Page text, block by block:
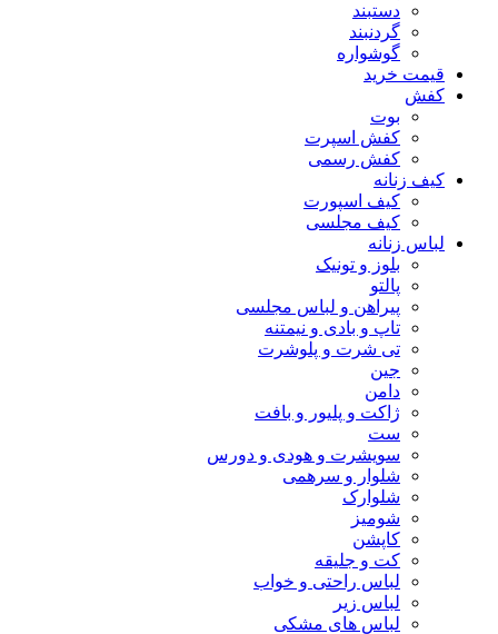
دستبند
گردنبند
گوشواره
قیمت خرید
کفش
بوت
کفش اسپرت
کفش رسمی
کیف زنانه
کیف اسپورت
کیف مجلسی
لباس زنانه
بلوز و تونیک
پالتو
پیراهن و لباس مجلسی
تاپ و بادی و نیمتنه
تی شرت و پلوشرت
جین
دامن
ژاکت و پلیور و بافت
ست
سویشرت و هودی و دورس
شلوار و سرهمی
شلوارک
شومیز
کاپشن
کت و جلیقه
لباس راحتی و خواب
لباس زیر
لباس های مشکی